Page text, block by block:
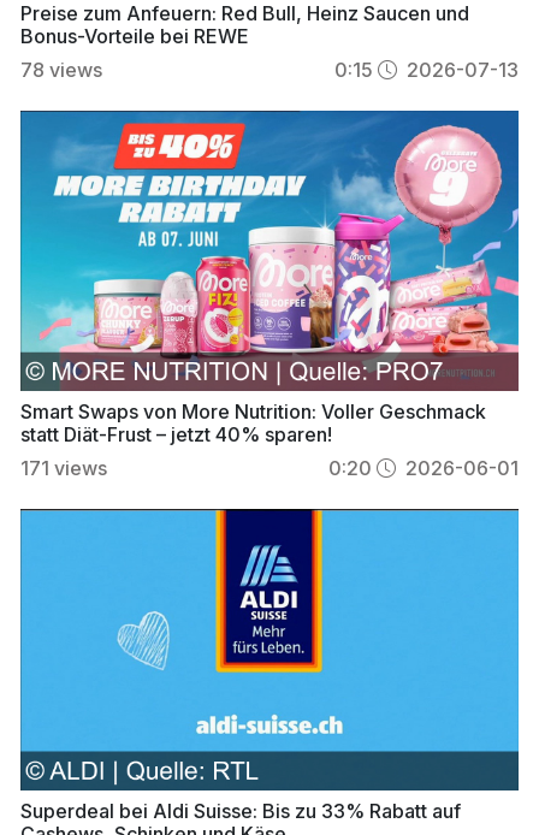
Preise zum Anfeuern: Red Bull, Heinz Saucen und
Bonus-Vorteile bei REWE
78 views 0:15 2026-07-13
Smart Swaps von More Nutrition: Voller Geschmack
statt Diät-Frust – jetzt 40% sparen!
171 views 0:20 2026-06-01
Superdeal bei Aldi Suisse: Bis zu 33% Rabatt auf